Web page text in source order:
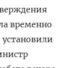
временно